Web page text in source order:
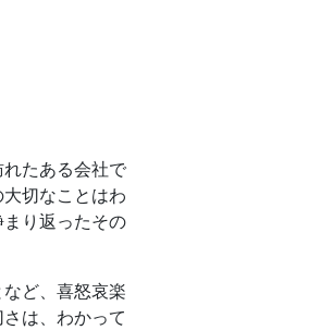
たある会社で
切なことはわ
り返ったその
ど、喜怒哀楽
は、わかって